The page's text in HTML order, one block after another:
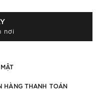
nơi
HÀNG THANH TOÁN